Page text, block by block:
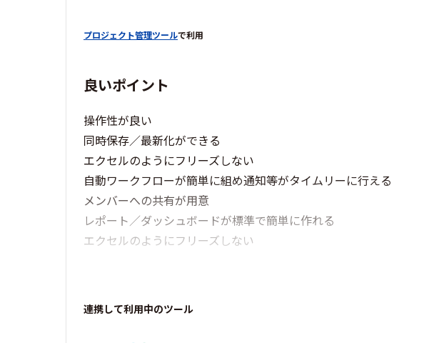
プロジェクト管理ツールで利用
良いポイント
操作性が良い
同時保存／最新化ができる
エクセルのようにフリーズしない
自動ワークフローが簡単に組め通知等がタイムリーに行える
メンバーへの共有が用意
レポート／ダッシュボードが標準で簡単に作れる
エクセルのようにフリーズしない
連携して利用中のツール